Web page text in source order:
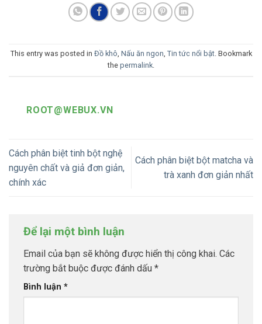
This entry was posted in Đồ khô Nấu ăn ngon Tin tức nổi bật. Bookmark
the permalink
ROOT@WEBUX.VN
Cách phân biệt tinh bột nghệ
nguyên chất và giả đơn giản,
chính xác
Cách phân biệt bột matcha và
trà xanh đơn giản nhất
Để lại một bình luận
Email của bạn sẽ không được hiển thị công khai. Các
trường bắt buộc được đánh dấu *
Bình luận *